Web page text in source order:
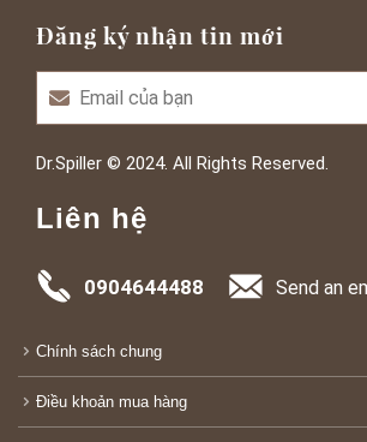
Đăng ký nhận tin mới
Dr.Spiller © 2024. All Rights Reserved.
Liên hệ
0904644488 Send an
Chính sách chung
Điều khoản mua hàng